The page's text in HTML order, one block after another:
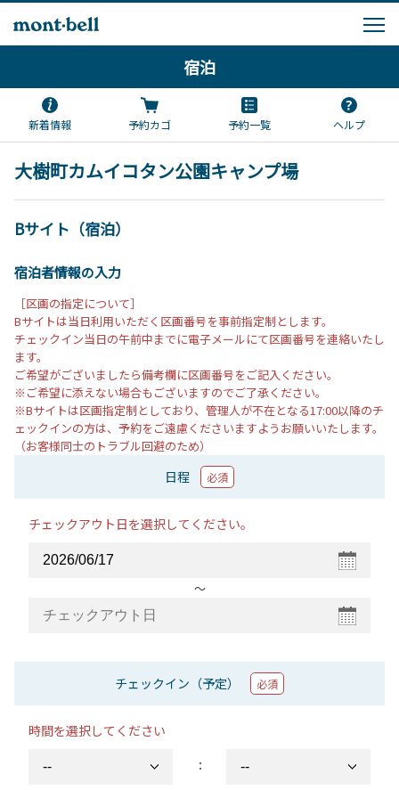
宿泊
新着情報 予約カゴ 予約一覧 ヘルプ
大樹町カムイコタン公園キャンプ場
Bサイト（宿泊）
宿泊者情報の入力
［区画の指定について］
Bサイトは当日利用いただく区画番号を事前指定制とします。
チェックイン当日の午前中までに電子メールにて区画番号を連絡いたし
ます。
ご希望がございましたら備考欄に区画番号をご記入ください。
※ご希望に添えない場合もございますのでご了承ください。
※Bサイトは区画指定制としており、管理人が不在となる17:00以降のチ
ェックインの方は、予約をご遠慮くださいますようお願いいたします。
（お客様同士のトラブル回避のため）
日程 必須
チェックアウト日を選択してください。
〜
チェックイン（予定） 必須
時間を選択してください
：